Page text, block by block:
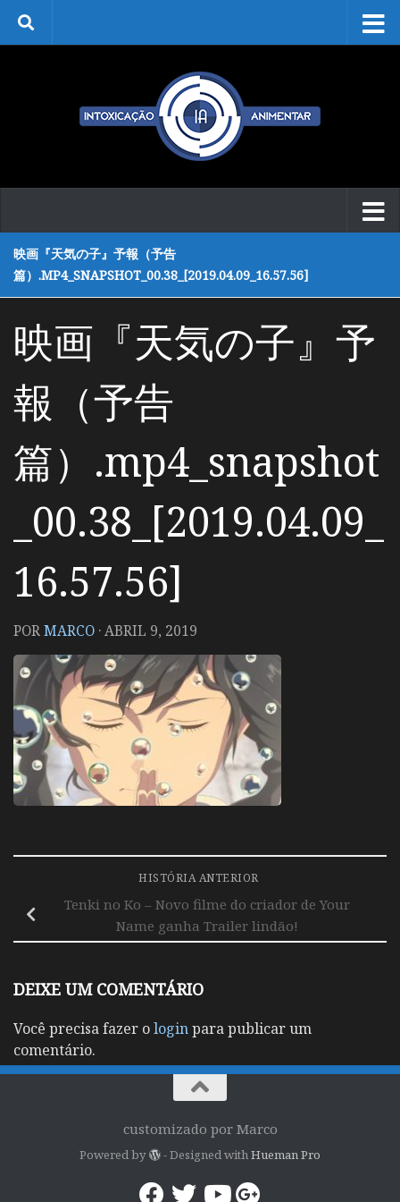
Skip to content
映画『天気の子』予報（予告
篇）.MP4_SNAPSHOT_00.38_[2019.04.09_16.57.56]
映画『天気の子』予
報（予告
篇）.mp4_snapshot
_00.38_[2019.04.09_
16.57.56]
PORMARCO ·ABRIL 9, 2019
HISTÓRIA ANTERIOR
Tenki no Ko – Novo filme do criador de Your
Name ganha Trailer lindão!
DEIXE UM COMENTÁRIO
Você precisa fazer ologinpara publicar um
comentário.
customizado por Marco
Powered by - Designed with Hueman Pro